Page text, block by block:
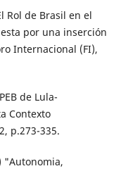
Rol de Brasil en el
por una inserción
Internacional (FI),
de Lula-
Contexto
p.273-335.
"Autonomia,